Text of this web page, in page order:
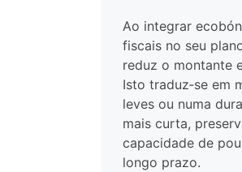
Ao integrar
fiscais no seu
reduz o montante
Isto traduz‑se em
leves ou numa
mais curta,
capacidade de
longo prazo.